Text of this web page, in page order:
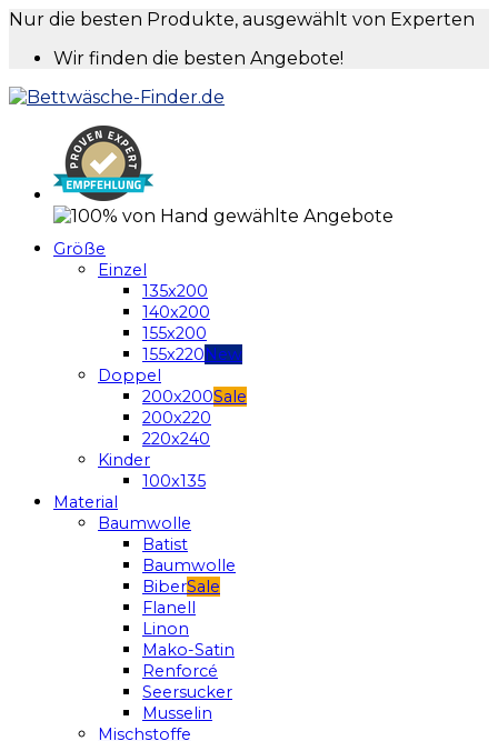
Nur die besten Produkte, ausgewählt von Experten
Wir finden die besten Angebote!
Größe
Einzel
135x200
140x200
155x200
155x220
Doppel
200x200
200x220
220x240
Kinder
100x135
Material
Baumwolle
Batist
Baumwolle
Biber
Flanell
Linon
Mako-Satin
Renforcé
Seersucker
Musselin
Mischstoffe